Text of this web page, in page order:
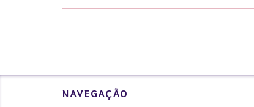
NAVEGAÇÃO